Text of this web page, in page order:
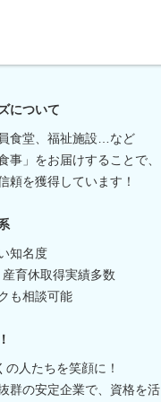
について
食堂、福祉施設…など
事」をお届けすることで、
頼を獲得しています！
知名度
育休取得実績多数
も相談可能
の人たちを笑顔に！
群の安定企業で、資格を活